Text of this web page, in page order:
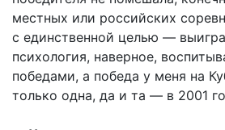
местных или российских
с единственной целью —
психология, наверное,
победами, а победа у меня на
только одна, да и та — в 2001